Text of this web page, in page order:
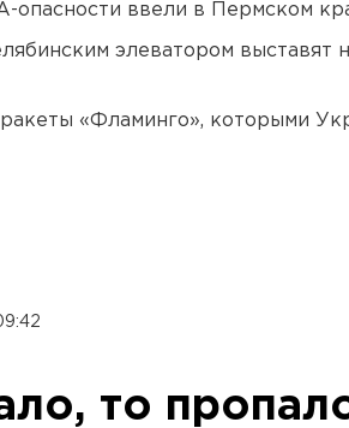
опасности ввели в Пермском
элеватором выставят
«Фламинго», которыми
то